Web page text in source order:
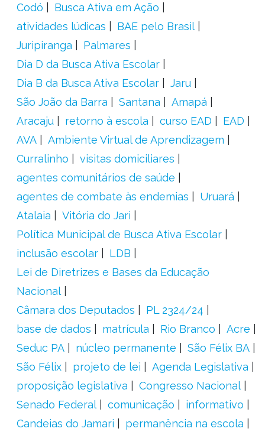
Codó
Busca Ativa em Ação
atividades lúdicas
BAE pelo Brasil
Juripiranga
Palmares
Dia D da Busca Ativa Escolar
Dia B da Busca Ativa Escolar
Jaru
São João da Barra
Santana
Amapá
Aracaju
retorno à escola curso EAD
EAD
AVA
Ambiente Virtual de Aprendizagem
Curralinho
visitas domiciliares
agentes comunitários de saúde
agentes de combate às endemias
Uruará
Atalaia
Vitória do Jari
Política Municipal de Busca Ativa Escolar
inclusão escolar
LDB
Lei de Diretrizes e Bases da Educação
Nacional
Câmara dos Deputados
PL 2324/24
base de dados
matrícula Rio Branco
Acre
Seduc PA
núcleo permanente
São Félix BA
São Félix
projeto de lei
Agenda Legislativa
proposição legislativa
Congresso Nacional
Senado Federal
comunicação
informativo
Candeias do Jamari
permanência na escola